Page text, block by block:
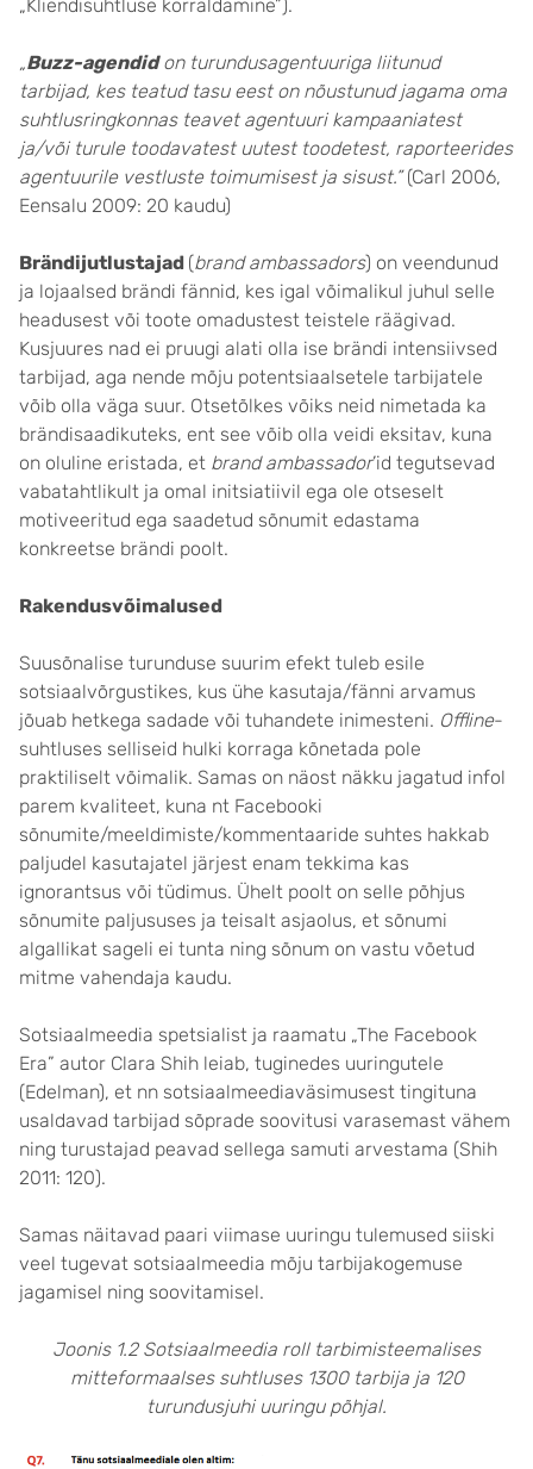
„Kliendisuhtluse korraldamine”).
„Buzz-agendidon turundusagentuuriga liitunud
tarbijad, kes teatud tasu eest on nõustunud jagama oma
suhtlusringkonnas teavet agentuuri kampaaniatest
ja/või turule toodavatest uutest toodetest, raporteerides
agentuurile vestluste toimumisest ja sisust.”(Carl 2006,
Eensalu 2009: 20 kaudu)
Brändijutlustajad (brand ambassadors) on veendunud
ja lojaalsed brändi fännid, kes igal võimalikul juhul selle
headusest või toote omadustest teistele räägivad.
Kusjuures nad ei pruugi alati olla ise brändi intensiivsed
tarbijad, aga nende mõju potentsiaalsetele tarbijatele
võib olla väga suur. Otsetõlkes võiks neid nimetada ka
brändisaadikuteks, ent see võib olla veidi eksitav, kuna
on oluline eristada, et brand ambassador’id tegutsevad
vabatahtlikult ja omal initsiatiivil ega ole otseselt
motiveeritud ega saadetud sõnumit edastama
konkreetse brändi poolt.
Rakendusvõimalused
Suusõnalise turunduse suurim efekt tuleb esile
sotsiaalvõrgustikes, kus ühe kasutaja/fänni arvamus
jõuab hetkega sadade või tuhandete inimesteni. Offline-
suhtluses selliseid hulki korraga kõnetada pole
praktiliselt võimalik. Samas on näost näkku jagatud infol
parem kvaliteet, kuna nt Facebooki
sõnumite/meeldimiste/kommentaaride suhtes hakkab
paljudel kasutajatel järjest enam tekkima kas
ignorantsus või tüdimus. Ühelt poolt on selle põhjus
sõnumite paljususes ja teisalt asjaolus, et sõnumi
algallikat sageli ei tunta ning sõnum on vastu võetud
mitme vahendaja kaudu.
Sotsiaalmeedia spetsialist ja raamatu „The Facebook
Era” autor Clara Shih leiab, tuginedes uuringutele
(Edelman), et nn sotsiaalmeediaväsimusest tingituna
usaldavad tarbijad sõprade soovitusi varasemast vähem
ning turustajad peavad sellega samuti arvestama (Shih
2011: 120).
Samas näitavad paari viimase uuringu tulemused siiski
veel tugevat sotsiaalmeedia mõju tarbijakogemuse
jagamisel ning soovitamisel.
Joonis 1.2 Sotsiaalmeedia roll tarbimisteemalises
mitteformaalses suhtluses 1300 tarbija ja 120
turundusjuhi uuringu põhjal.